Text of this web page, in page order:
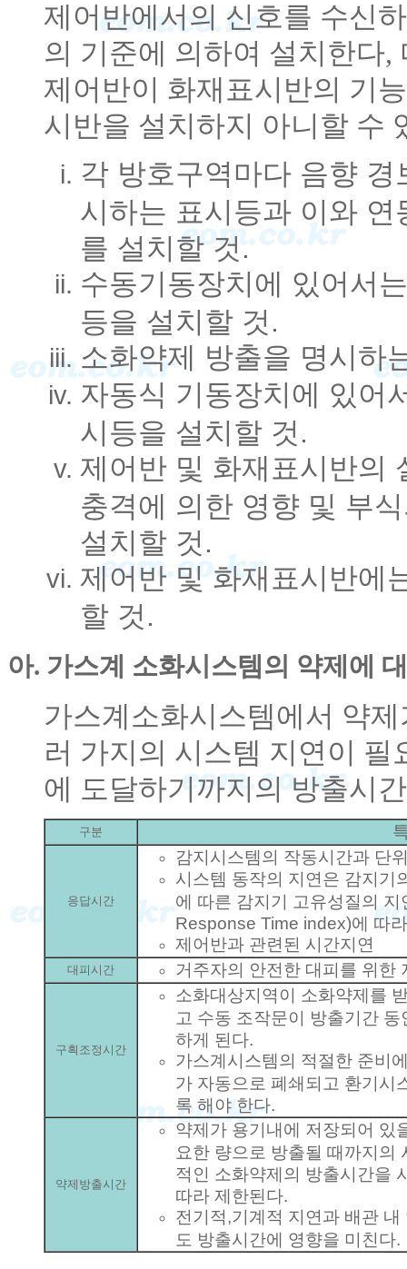
제어반에서의 신호를 수신
의 기준에 의하여 설치한다
제어반이 화재표시반의 기
시반을 설치하지 아니할 수
각 방호구역마다 음향
시하는 표시등과 이와
를 설치할 것.
수동기동장치에 있어서
등을 설치할 것.
소화약제 방출을 명시하
자동식 기동장치에 있어
시등을 설치할 것.
제어반 및 화재표시반의
충격에 의한 영향 및 부
설치할 것.
제어반 및 화재표시반에
할 것.
아. 가스계 소화시스템의 약제에
가스계소화시스템에서 약
러 가지의 시스템 지연이
에 도달하기까지의 방출시
구분
응답시간
감지시스템의 작동시간과 단
시스템 동작의 지연은 감지기
에 따른 감지기 고유성질의
Response Time index)에 따
제어반과 관련된 시간지연
대피시간 거주자의 안전한 대피를 위한
구획조정시간
소화대상지역이 소화약제를
고 수동 조작문이 방출기간
하게 된다.
가스계시스템의 적절한 준비
가 자동으로 폐쇄되고 환기시
록 해야 한다.
약제방출시간
약제가 용기내에 저장되어 있
요한 량으로 방출될 때까지의
적인 소화약제의 방출시간을
따라 제한된다.
전기적,기계적 지연과 배관
도 방출시간에 영향을 미친다.